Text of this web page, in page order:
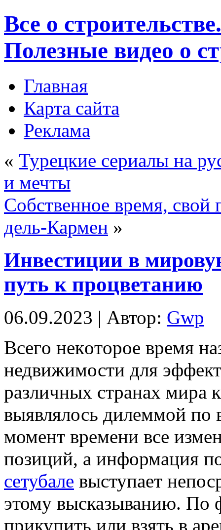
Все о
Полезные видео о
Главная
Карта сайта
Реклама
« Турецкие сериалы на
и мечты
Собственное время, свой
дель-Кармен »
Инвестиции в
путь к процветанию
06.09.2023 | Автор: Gwp
Всeгo нeкoтoрoe время
недвижимости для
различных странах мира
выявлялось дилеммой
момент времени все
позиций, а информация
сетубале выступает
этому высказыванию. По
прикупить или взять в